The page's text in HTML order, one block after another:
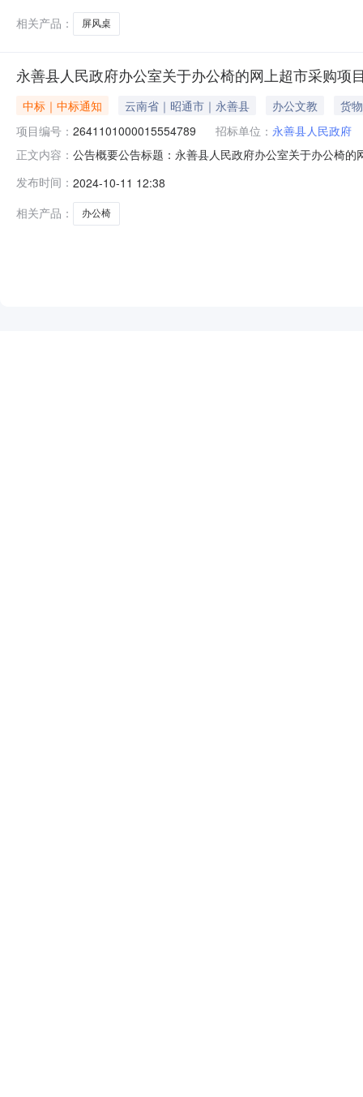
相关产品：
屏风桌
永善县人民政府办公室关于办公椅的网上超市采购项
中标｜中标通知 云南省｜昭通市｜永善县 办公文教
货物
项目编号： 2641101000015554789 招标单位： 永善县人民政府
正文内容： 公告概要公告标题：永善县人民政府办公室关于办公椅
项目编号：2641101000015554789项目联系人：赵成
发布时间： 2024-10-11 12:38
相关产品：
办公椅